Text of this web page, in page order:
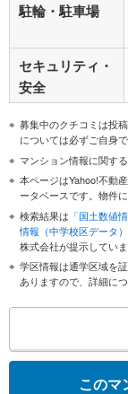
駐輪・駐車場
セキュリティ・
安全
募集中のクチコミは投
については必ずご自身
マンション情報に関す
本ページはYahoo!不動
ータベースです。物件
検索結果は 「国土数値
情報（中学校区データ
株式会社が提示していま
学区情報は通学区域を
ありますので、詳細に
このマ